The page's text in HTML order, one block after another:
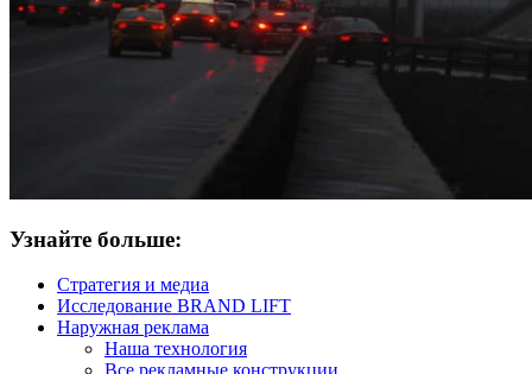
Узнайте больше:
Стратегия и медиа
Исследование BRAND LIFT
Наружная реклама
Наша технология